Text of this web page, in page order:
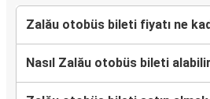
Zalău otobüs bileti fiyatı ne
Nasıl Zalău otobüs bileti